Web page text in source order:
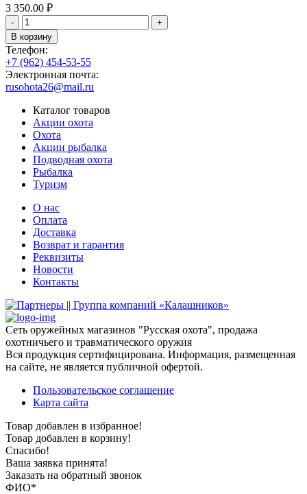
3 350.00 ₽
-
+
В корзину
Телефон:
+7 (962) 454-53-55
Электронная почта:
rusohota26@mail.ru
Каталог товаров
Акции охота
Охота
Акции рыбалка
Подводная охота
Рыбалка
Туризм
О нас
Оплата
Доставка
Возврат и гарантия
Реквизиты
Новости
Контакты
Сеть оружейных магазинов "Русская охота", продажа
охотничьего и травматического оружия
Вся продукция сертифицирована. Информация, размещенная
на сайте, не является публичной офертой.
Пользовательское соглашение
Карта сайта
Товар добавлен в избранное!
Товар добавлен в корзину!
Спасибо!
Ваша заявка принята!
Заказать на обратный звонок
ФИО*